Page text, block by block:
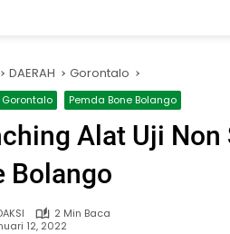
DAERAH Gorontalo
Gorontalo Pemda Bone Bolango
Alat Uji
Bolango
2 Min Baca
12, 2022